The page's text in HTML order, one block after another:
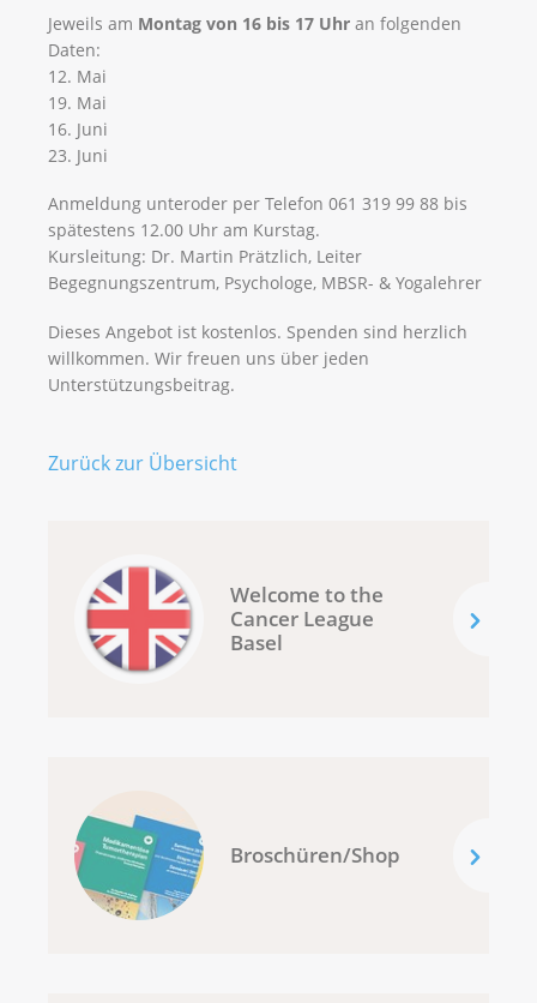
Jeweils am Montag von 16 bis 17 Uhr an folgenden
Daten:
12. Mai
19. Mai
16. Juni
23. Juni
Anmeldung unteroder per Telefon 061 319 99 88 bis
spätestens 12.00 Uhr am Kurstag.
Kursleitung: Dr. Martin Prätzlich, Leiter
Begegnungszentrum, Psychologe, MBSR- & Yogalehrer
Dieses Angebot ist kostenlos. Spenden sind herzlich
willkommen. Wir freuen uns über jeden
Unterstützungsbeitrag.
Zurück zur Übersicht
Welcome to the
Cancer League
Basel
Broschüren/Shop